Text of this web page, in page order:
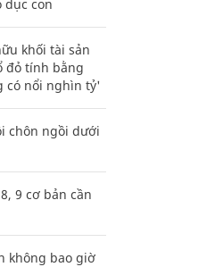
dục con
khối tài sản
đỏ tính bằng
có nổi nghìn tỷ'
chôn ngồi dưới
9 cơ bản cần
không bao giờ